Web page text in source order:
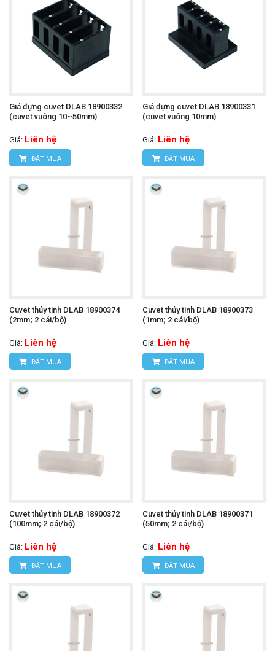
Giá đựng cuvet DLAB 18900332
(cuvet vuông 10~50mm)
Giá: Liên hệ
ĐẶT MUA
Giá đựng cuvet DLAB 18900331
(cuvet vuông 10mm)
Giá: Liên hệ
ĐẶT MUA
Cuvet thủy tinh DLAB 18900374
(2mm; 2 cái/bộ)
Giá: Liên hệ
ĐẶT MUA
Cuvet thủy tinh DLAB 18900373
(1mm; 2 cái/bộ)
Giá: Liên hệ
ĐẶT MUA
Cuvet thủy tinh DLAB 18900372
(100mm; 2 cái/bộ)
Giá: Liên hệ
ĐẶT MUA
Cuvet thủy tinh DLAB 18900371
(50mm; 2 cái/bộ)
Giá: Liên hệ
ĐẶT MUA